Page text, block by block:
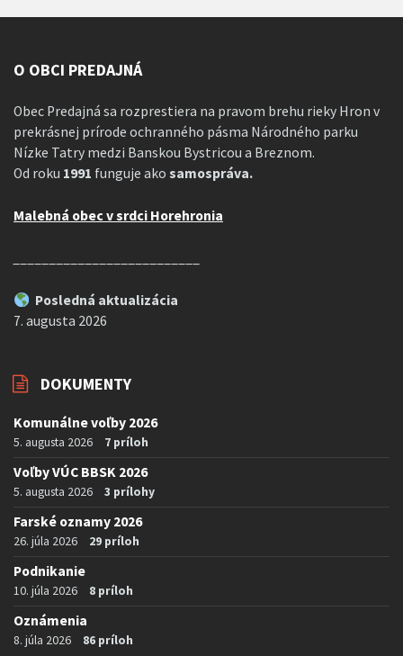
O OBCI PREDAJNÁ
Obec Predajná sa rozprestiera na pravom brehu rieky Hron v
prekrásnej prírode ochranného pásma Národného parku
Nízke Tatry medzi Banskou Bystricou a Breznom.
Od roku 1991 funguje ako samospráva.
Malebná obec v srdci Horehronia
Posledná aktualizácia
7. augusta 2026
DOKUMENTY
Komunálne voľby 2026
5. augusta 2026 7 príloh
Voľby VÚC BBSK 2026
5. augusta 2026 3 prílohy
Farské oznamy 2026
26. júla 2026 29 príloh
Podnikanie
10. júla 2026 8 príloh
Oznámenia
8. júla 2026 86 príloh